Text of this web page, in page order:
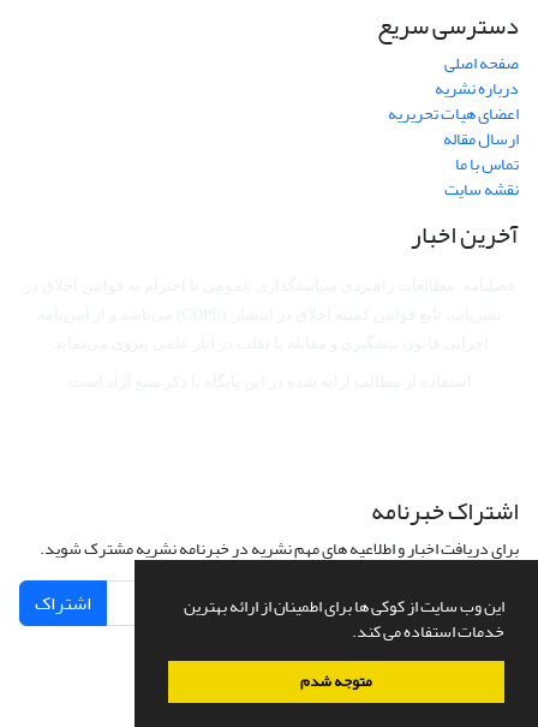
این وب سایت از کوکی ها برای اطمینان از ارائه بهترین
خدمات استفاده می کند.
متوجه شدم
دسترسی سریع
صفحه اصلی
درباره نشریه
اعضای هیات تحریریه
ارسال مقاله
تماس با ما
نقشه سایت
آخرین اخبار
اشتراک خبرنامه
برای دریافت اخبار و اطلاعیه های مهم نشریه در خبرنامه نشریه مشترک شوید.
اشتراک
سامانه مدیریت نشریات علمی.طراحی و پیاده سازی ازسیناوب